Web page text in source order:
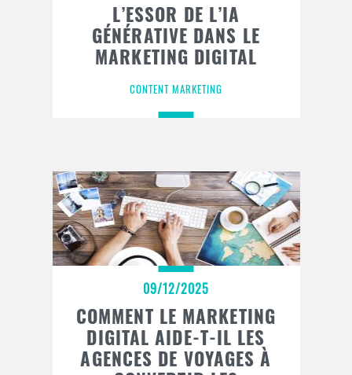
L’ESSOR DE L’IA
GÉNÉRATIVE DANS LE
MARKETING DIGITAL
CONTENT MARKETING
09/12/2025
COMMENT LE MARKETING
DIGITAL AIDE-T-IL LES
AGENCES DE VOYAGES À